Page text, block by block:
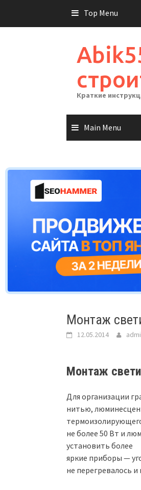
Top Menu
Краткие
Main Menu
Монтаж
12.05.2014
Монтаж
Для организации
нитью,
не более 50 Вт и
установить более
яркие приборы —
не перегревалось и